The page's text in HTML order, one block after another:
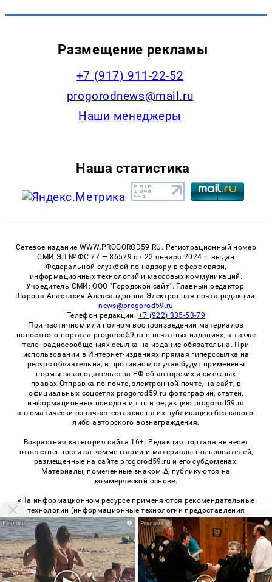
Размещение рекламы
+7 (917) 911-22-52
progorodnews@mail.ru
Наши менеджеры
Наша статистика
Сетевое издание WWW.PROGOROD59.RU. Регистрационный номер
СМИ ЭЛ № ФС 77 — 86579 от 22 января 2024 г. выдан
Федеральной службой по надзору в сфере связи,
информационных технологий и массовых коммуникаций.
Учредитель СМИ: ООО "Городской сайт". Главный редактор:
Шарова Анастасия Александровна Электронная почта редакции:
news@progorod59.ru
Телефон редакции: +7 (922) 335-53-79
При частичном или полном воспроизведении материалов
новостного портала progorod59.ru в печатных изданиях, а также
теле- радиосообщениях ссылка на издание обязательна. При
использовании в Интернет-изданиях прямая гиперссылка на
ресурс обязательна, в противном случае будут применены
нормы законодательства РФ об авторских и смежных
правах.Отправка по почте, электронной почте, на сайт, в
официальных соцсетях progorod59.ru фотографий, статей,
информационных поводов и т.п. в редакцию progorod59.ru
автоматически означает согласие на их публикацию без какого-
либо авторского вознаграждения.
Возрастная категория сайта 16+. Редакция портала не несет
ответственности за комментарии и материалы пользователей,
размещенные на сайте progorod59.ru и его субдоменах.
Материалы, помеченные знаком Δ, публикуются на
коммерческой основе.
«На информационном ресурсе применяются рекомендательные
технологии (информационные технологии предоставления
информации на основе сбора, систематизации и анализа
сведений, относящихся к предпочтениям пользователей сети
«Интернет», находящихся на территории Российской
Федерации)». Правила применения рекомендательных
технологий в виджетах рекламно-обменной сети«СМИ2» (PDF),
«Sparrow» (PDF)
i i